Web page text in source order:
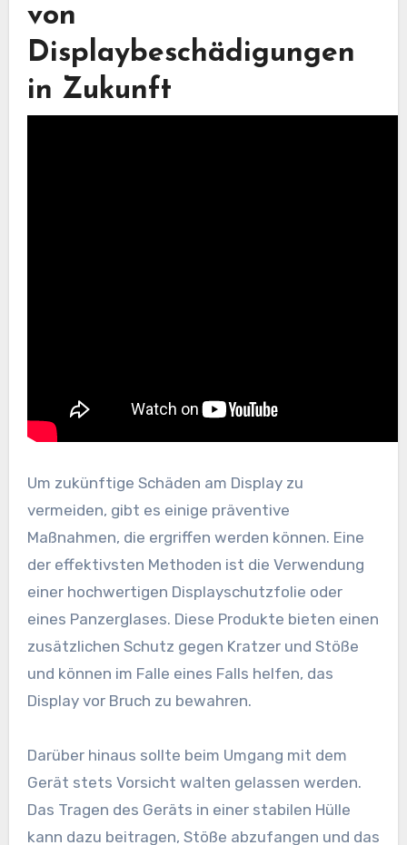
von
Displaybeschädigungen
in Zukunft
Um zukünftige Schäden am Display zu
vermeiden, gibt es einige präventive
Maßnahmen, die ergriffen werden können. Eine
der effektivsten Methoden ist die Verwendung
einer hochwertigen Displayschutzfolie oder
eines Panzerglases. Diese Produkte bieten einen
zusätzlichen Schutz gegen Kratzer und Stöße
und können im Falle eines Falls helfen, das
Display vor Bruch zu bewahren.
Darüber hinaus sollte beim Umgang mit dem
Gerät stets Vorsicht walten gelassen werden.
Das Tragen des Geräts in einer stabilen Hülle
kann dazu beitragen, Stöße abzufangen und das